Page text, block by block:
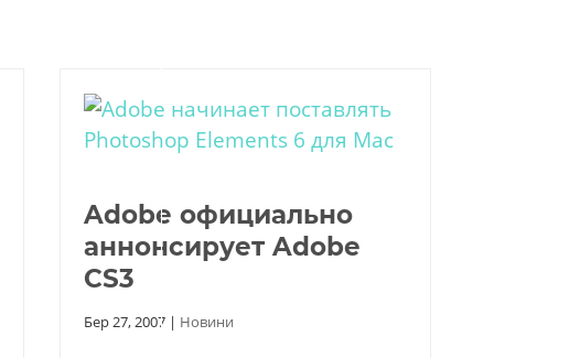
Adobe официально
аннонсирует Adobe
CS3
Бер 27, 2007 | Новини